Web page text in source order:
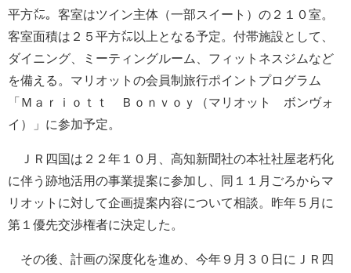
平方㍍。客室はツイン主体（一部スイート）の２１０室。
客室面積は２５平方㍍以上となる予定。付帯施設として、
ダイニング、ミーティングルーム、フィットネスジムなど
を備える。マリオットの会員制旅行ポイントプログラム
「Ｍａｒｉｏｔｔ Ｂｏｎｖｏｙ（マリオット ボンヴォ
イ）」に参加予定。
ＪＲ四国は２２年１０月、高知新聞社の本社社屋老朽化
に伴う跡地活用の事業提案に参加し、同１１月ごろからマ
リオットに対して企画提案内容について相談。昨年５月に
第１優先交渉権者に決定した。
その後、計画の深度化を進め、今年９月３０日にＪＲ四